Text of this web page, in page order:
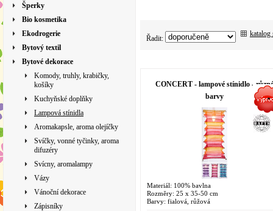
Šperky
Bio kosmetika
Ekodrogerie
Bytový textil
Bytové dekorace
Komody, truhly, krabičky,
košíky
Kuchyňské doplňky
Lampová stínidla
Aromakapsle, aroma olejíčky
Svíčky, vonné tyčinky, aroma
difuzéry
Svícny, aromalampy
Vázy
Vánoční dekorace
Zápisníky
Řadit:
katalog
CONCERT - lampové stínidlo - různé
barvy
Materiál: 100% bavlna
Rozměry: 25 x 35-50 cm
Barvy: fialová, růžová